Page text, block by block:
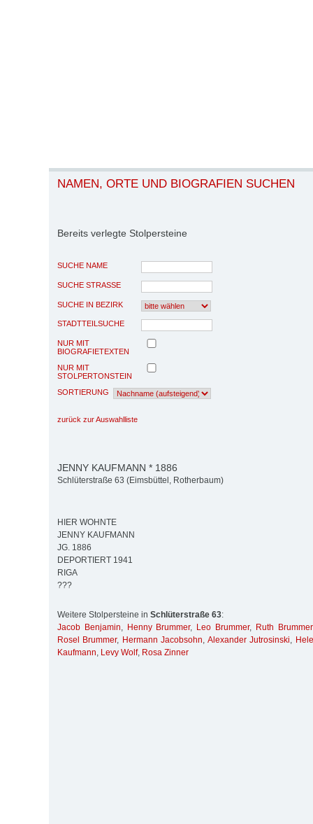
NAMEN, ORTE UND BIOGRAFIEN SUCHEN
Bereits verlegte Stolpersteine
SUCHE NAME
SUCHE STRASSE
SUCHE IN BEZIRK
STADTTEILSUCHE
NUR MIT
BIOGRAFIETEXTEN
NUR MIT
STOLPERTONSTEIN
SORTIERUNG
zurück zur Auswahlliste
JENNY KAUFMANN * 1886
Schlüterstraße 63 (Eimsbüttel, Rotherbaum)
HIER WOHNTE
JENNY KAUFMANN
JG. 1886
DEPORTIERT 1941
RIGA
???
Weitere Stolpersteine in Schlüterstraße 63:
Jacob Benjamin, Henny Brummer, Leo Brummer, Ruth Brummer
Rosel Brummer, Hermann Jacobsohn, Alexander Jutrosinski,
Kaufmann, Levy Wolf, Rosa Zinner